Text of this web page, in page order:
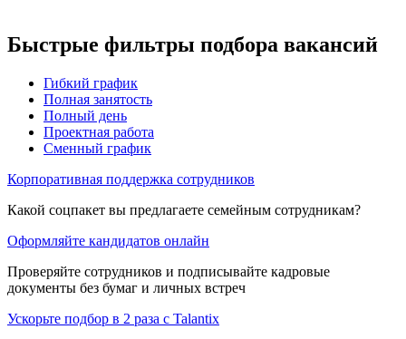
Быстрые фильтры подбора вакансий
Гибкий график
Полная занятость
Полный день
Проектная работа
Сменный график
Корпоративная поддержка сотрудников
Какой соцпакет вы предлагаете семейным сотрудникам?
Оформляйте кандидатов онлайн
Проверяйте сотрудников и подписывайте кадровые
документы без бумаг и личных встреч
Ускорьте подбор в 2 раза с Talantix